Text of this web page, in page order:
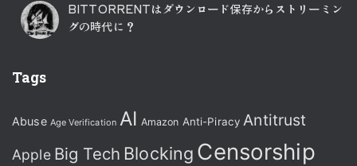
BITTORRENTはダウンロード保存からストリーミン
グの時代に？
Tags
Abuse Age Verification AI Amazon Anti-Piracy Antitrust
Apple Big Tech Blocking Censorship